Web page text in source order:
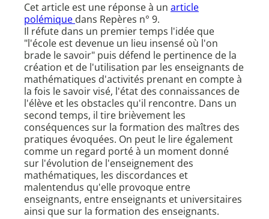
Cet article est une réponse à un article
polémique dans Repères n° 9.
Il réfute dans un premier temps l'idée que
"l'école est devenue un lieu insensé où l'on
brade le savoir" puis défend le pertinence de la
création et de l'utilisation par les enseignants de
mathématiques d'activités prenant en compte à
la fois le savoir visé, l'état des connaissances de
l'élève et les obstacles qu'il rencontre. Dans un
second temps, il tire brièvement les
conséquences sur la formation des maîtres des
pratiques évoquées. On peut le lire également
comme un regard porté à un moment donné
sur l'évolution de l'enseignement des
mathématiques, les discordances et
malentendus qu'elle provoque entre
enseignants, entre enseignants et universitaires
ainsi que sur la formation des enseignants.